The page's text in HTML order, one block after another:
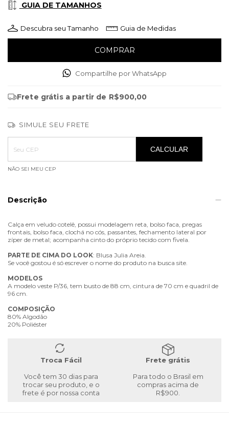
GUIA DE TAMANHOS
Descubra seu Tamanho Guia de Medidas
Compartilhe por WhatsApp
Frete grátis a partir de R$900,00
SIMULE SEU FRETE
Entregas para o CEP:
ALTERAR CEP
CALCULAR
NÃO SEI MEU CEP
Descrição
Calça em veludo cotelê, possui modelagem reta, bolso faca, pregas
frontais, bolso faca, clochá no cós, passantes, fechamento lateral por
zíper de metal; acompanha cinto do próprio tecido com fivela.
PARTE DE CIMA DO LOOK: Blusa Julia Areia.
Se você gostou é só escrever o nome do produto na busca site.
MODELOS
A modelo veste P/36, tem busto de 88 cm, cintura de 70 cm e quadril de
96 cm.
COMPOSIÇÃO
80% Algodão
20% Poliéster
Troca Fácil
Você tem 30 dias para
trocar seu produto, e o
frete é por nossa conta
Frete grátis
Para todo o Brasil em
compras acima de
R$900.